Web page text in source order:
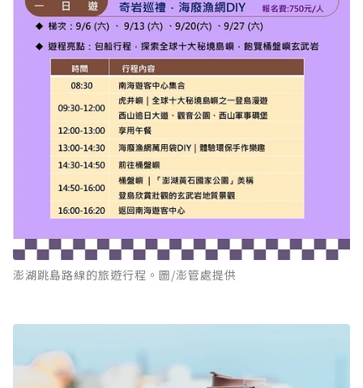
澎湖跳島路線的旅遊行程。圖/澎管處提供